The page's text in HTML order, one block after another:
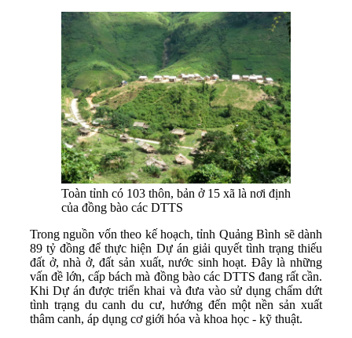
Toàn tỉnh có 103 thôn, bản ở 15 xã là nơi định
của đồng bào các DTTS
Trong nguồn vốn theo kế hoạch, tỉnh Quảng Bình sẽ dành
89 tỷ đồng để thực hiện Dự án giải quyết tình trạng thiếu
đất ở, nhà ở, đất sản xuất, nước sinh hoạt. Đây là những
vấn đề lớn, cấp bách mà đồng bào các DTTS đang rất cần.
Khi Dự án được triển khai và đưa vào sử dụng chấm dứt
tình trạng du canh du cư, hướng đến một nền sản xuất
thâm canh, áp dụng cơ giới hóa và khoa học - kỹ thuật.